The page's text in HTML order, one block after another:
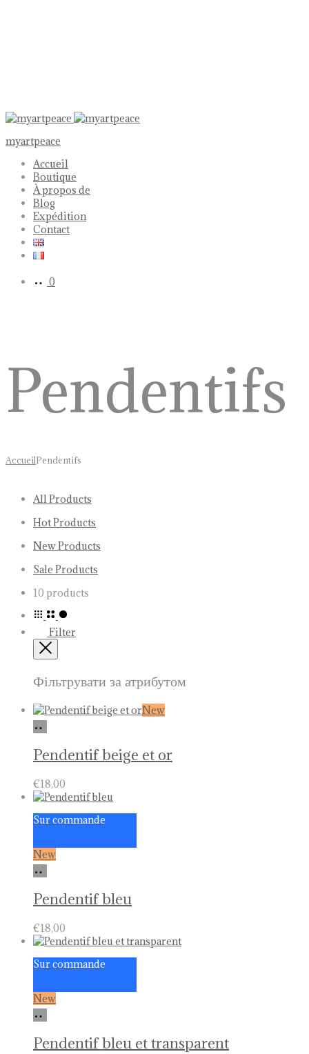
myartpeace
Accueil
Boutique
À propos de
Blog
Expédition
Contact
0
Pendentifs
AccueilPendentifs
All Products
Hot Products
New Products
Sale Products
10 products
Filter
Close
Фільтрувати за атрибутом
New
Ajouter
au
panier
Pendentif beige et or
€18,00
Sur commande
New
Ajouter
au
panier
Pendentif bleu
€18,00
Sur commande
New
Ajouter
au
panier
Pendentif bleu et transparent